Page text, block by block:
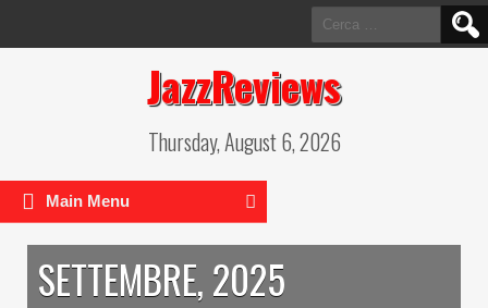
Ricerca
per:
JazzReviews
Thursday, August 6, 2026
Main Menu
SETTEMBRE, 2025